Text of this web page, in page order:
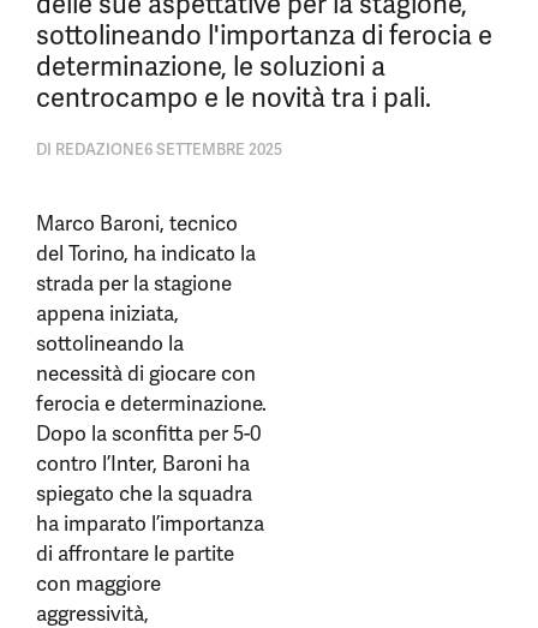
sottolineando l'importanza di ferocia e
determinazione, le soluzioni a
centrocampo e le novità tra i pali.
DI REDAZIONE6 SETTEMBRE 2025
Marco Baroni, tecnico
del Torino, ha indicato la
strada per la stagione
appena iniziata,
sottolineando la
necessità di giocare con
ferocia e determinazione.
Dopo la sconfitta per 5-0
contro l’Inter, Baroni ha
spiegato che la squadra
ha imparato l’importanza
di affrontare le partite
con maggiore
aggressività,